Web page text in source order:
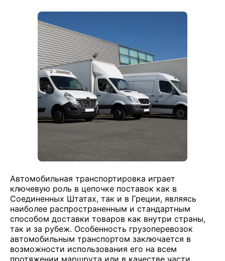
Автомобильная транспортировка играет
ключевую роль в цепочке поставок как в
Соединенных Штатах, так и в Греции, являясь
наиболее распространенным и стандартным
способом доставки товаров как внутри страны,
так и за рубеж. Особенность грузоперевозок
автомобильным транспортом заключается в
возможности использования его на всем
протяжении маршрута или в качестве части